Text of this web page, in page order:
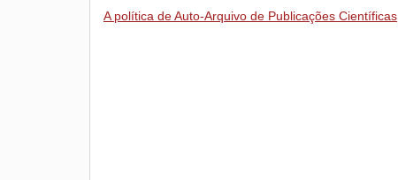
A política de Auto-Arquivo de Publicações Científicas